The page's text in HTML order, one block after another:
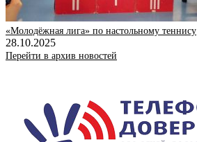
«Молодëжная лига» по настольному теннису
28.10.2025
Перейти в архив новостей